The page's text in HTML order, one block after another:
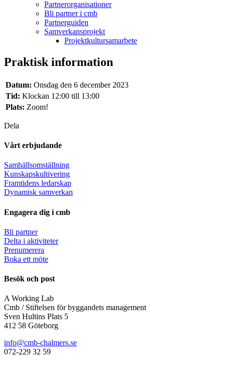
Partnerorganisationer
Bli partner i cmb
Partnerguiden
Samverkansprojekt
Projektkultursamarbete
Praktisk information
Datum: Onsdag den 6 december 2023
Tid: Klockan 12:00 till 13:00
Plats: Zoom!
Dela
Vårt erbjudande
Samhällsomställning
Kunskapskultivering
Framtidens ledarskap
Dynamisk samverkan
Engagera dig i cmb
Bli partner
Delta i aktiviteter
Prenumerera
Boka ett möte
Besök och post
A Working Lab
Cmb / Stiftelsen för byggandets management
Sven Hultins Plats 5
412 58 Göteborg
info@cmb-chalmers.se
072-229 32 59